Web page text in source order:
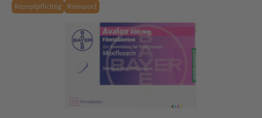
Rezeptpflichtig Reimport